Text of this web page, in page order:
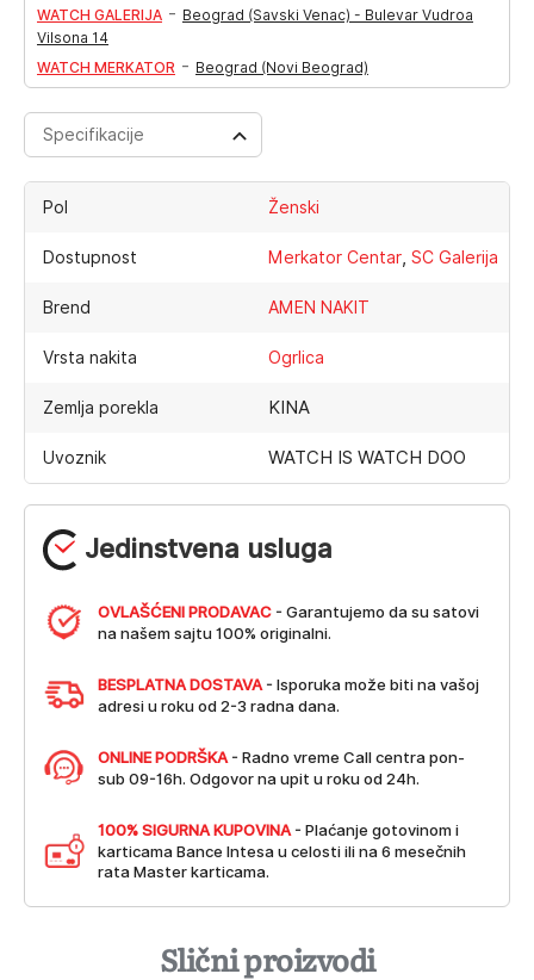
WATCH GALERIJA - Beograd (Savski Venac) - Bulevar Vudroa
Vilsona 14
WATCH MERKATOR - Beograd (Novi Beograd)
Jedinstvena usluga
OVLAŠĆENI PRODAVAC - Garantujemo da su satovi
na našem sajtu 100% originalni.
BESPLATNA DOSTAVA - Isporuka može biti na vašoj
adresi u roku od 2-3 radna dana.
ONLINE PODRŠKA - Radno vreme Call centra pon-
sub 09-16h. Odgovor na upit u roku od 24h.
100% SIGURNA KUPOVINA - Plaćanje gotovinom i
karticama Bance Intesa u celosti ili na 6 mesečnih
rata Master karticama.
Specifikacije
Pol Ženski
Dostupnost Merkator Centar, SC Galerija
Brend AMEN NAKIT
Vrsta nakita Ogrlica
Zemlja porekla KINA
Uvoznik WATCH IS WATCH DOO
Slični proizvodi